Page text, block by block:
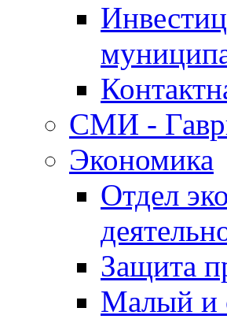
СМИ -
Экономика
Отдел
Защита
Малый и